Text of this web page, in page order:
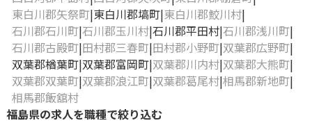
東白川郡矢祭町 東白川郡塙町 東白川郡鮫川村
石川郡石川町 石川郡玉川村 石川郡平田村 石川郡浅川町
石川郡古殿町 田村郡三春町 田村郡小野町 双葉郡広野町
双葉郡楢葉町 双葉郡富岡町 双葉郡川内村 双葉郡大熊町
双葉郡双葉町 双葉郡浪江町 双葉郡葛尾村 相馬郡新地町
相馬郡飯舘村
福島県の求人を職種で絞り込む